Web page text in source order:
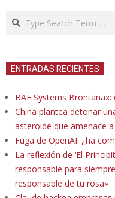
Search
ENTRADAS RECIENTES
BAE Systems
China plantea detonar
asteroide que amenace
Fuga de OpenAI: ¿ha
La reflexión de ‘El
responsable para
responsable de tu rosa»